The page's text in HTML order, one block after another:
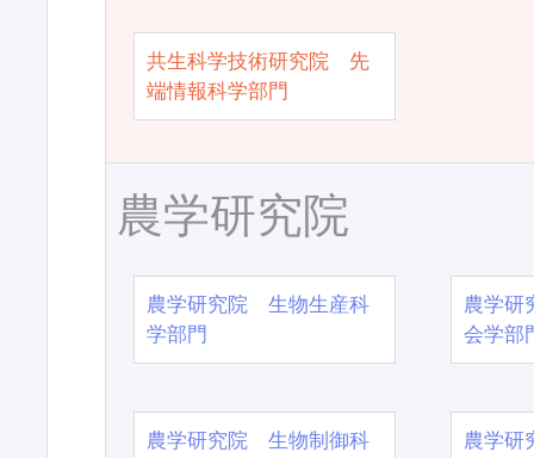
共生科学技術研究院 先
端情報科学部門
農学研究院
農学研究院 生物生産科
学部門
農学
会学部
農学研究院 生物制御科
農学